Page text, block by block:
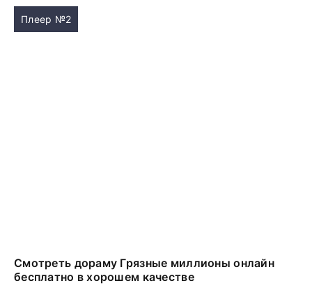
Плеер №2
Смотреть дораму Грязные миллионы онлайн
бесплатно в хорошем качестве